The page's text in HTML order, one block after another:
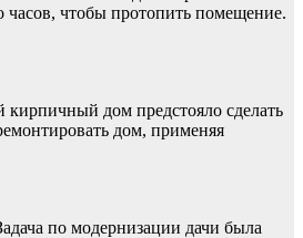
часов, чтобы протопить помещение.
кирпичный дом предстояло сделать
дом, применяя
по модернизации дачи была